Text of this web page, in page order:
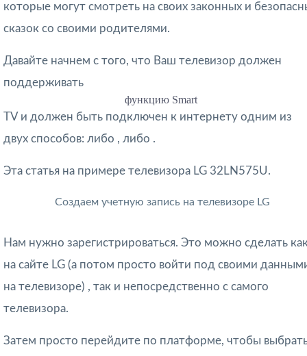
которые могут смотреть на своих законных и
сказок со своими родителями.
Давайте начнем с того, что Ваш телевизор должен
поддерживать
функцию Smart
TV и должен быть подключен к интернету одним из
двух способов: либо , либо .
Эта статья на примере телевизора LG 32LN575U.
Создаем учетную запись на телевизоре LG
Нам нужно зарегистрироваться. Это можно сделать
на сайте LG (а потом просто войти под своими
на телевизоре) , так и непосредственно с самого
телевизора.
Затем просто перейдите по платформе, чтобы